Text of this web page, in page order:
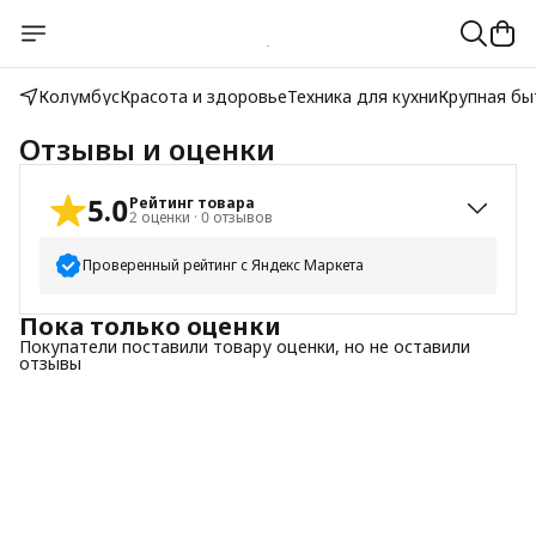
КолумбусКрасота и здоровьеТехника для кухниКрупная
Отзывы и оценки
5.0Рейтинг товара
2 оценки · 0 отзывов
Проверенный рейтинг с Яндекс Маркета
5 звёзд
2
4 звезды
Пока только оценки
Покупатели поставили товару оценки, но не оставили
отзывы